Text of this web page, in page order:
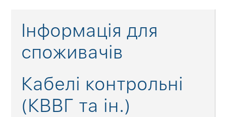
Інформація для
споживачів
Кабелі контрольні
(КВВГ та ін.)